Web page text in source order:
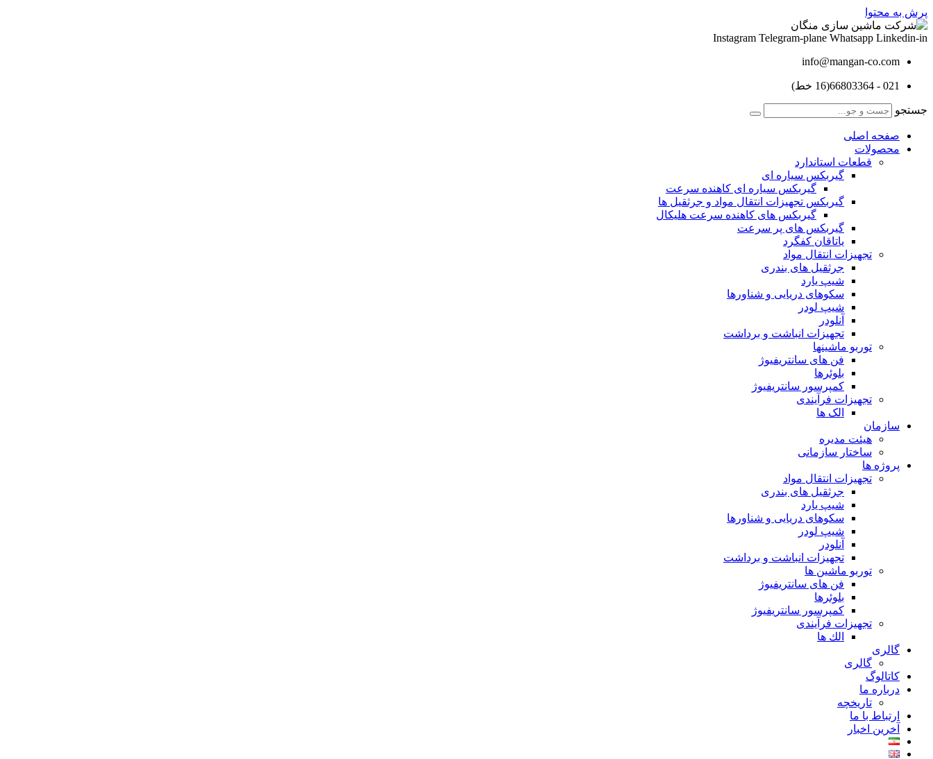
پرش به محتوا
Instagram Telegram-plane Whatsapp Linkedin-in
info@mangan-co.com
021 - 66803364(16 خط)
جستجو
صفحه اصلی
محصولات
قطعات استاندارد
گيربكس سياره ای
گيربكس سياره ای كاهنده سرعت
گيربكس تجهيزات انتقال مواد و جرثقيل ها
گيربكس های كاهنده سرعت هليكال
گيربكس های پر سرعت
ياتاقان كفگرد
تجهیزات انتقال مواد
جرثقیل های بندری
شیپ یارد
سکوهای دریایی و شناورها
شیپ لودر
آنلودر
تجهیزات انباشت و برداشت
توربو ماشینها
فن های سانتریفیوژ
بلوئرها
کمپرسور سانتریفیوژ
تجهیزات فرآیندی
الک ها
سازمان
هيئت مديره
ساختار سازمانی
پروژه ها
تجهيزات انتقال مواد
جرثقيل های بندری
شيپ يارد
سكوهای دريايی و شناورها
شيپ لودر
آنلودر
تجهيزات انباشت و برداشت
توربو ماشين ها
فن های سانتريفيوژ
بلوئرها
کمپرسور سانتریفیوژ
تجهیزات فرآیندی
الك ها
گالری
گالری
کاتالوگ
درباره ما
تاريخچه
ارتباط با ما
آخرین اخبار